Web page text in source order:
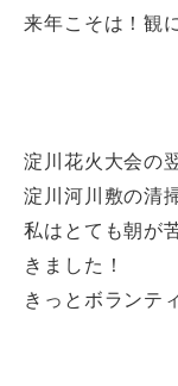
来年こそは！観
淀川花火大会の
淀川河川敷の清
私はとても朝が
きました！
きっとボランテ